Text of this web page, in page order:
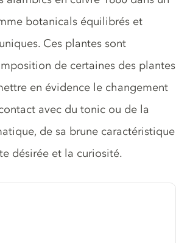
botanicals équilibrés et
Ces plantes sont
de certaines des plantes
en évidence le changement
avec du tonic ou de la
de sa brune caractéristique
désirée et la curiosité.